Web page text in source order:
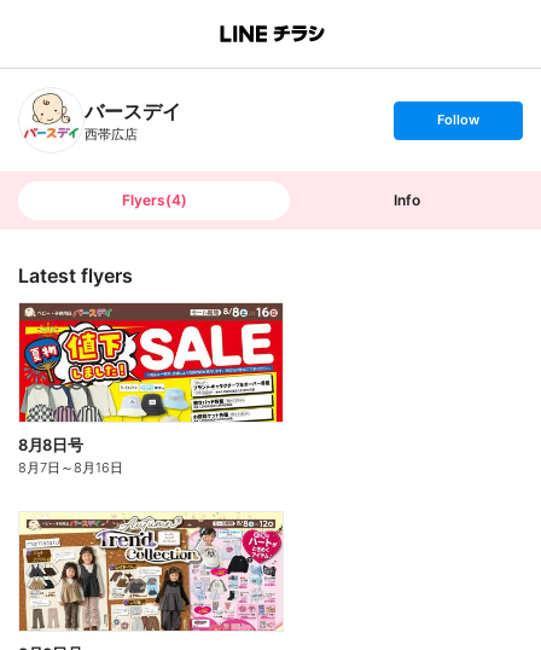
B
n
h
T
バースデイ
西帯広店
s
t
o
Follow
Flyers(4) Info
Latest flyers
8月8日号
8月7日 ～8月16日